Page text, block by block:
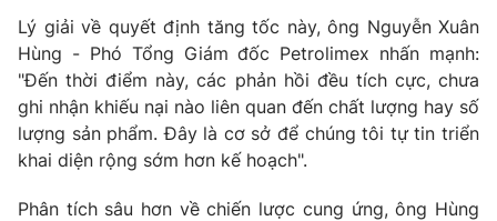
Lý giải về quyết định tăng tốc này, ông Nguyễn Xuân
Hùng - Phó Tổng Giám đốc Petrolimex nhấn mạnh:
"Đến thời điểm này, các phản hồi đều tích cực, chưa
ghi nhận khiếu nại nào liên quan đến chất lượng hay số
lượng sản phẩm. Đây là cơ sở để chúng tôi tự tin triển
khai diện rộng sớm hơn kế hoạch".
Phân tích sâu hơn về chiến lược cung ứng, ông Hùng